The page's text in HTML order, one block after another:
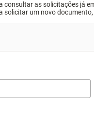
consultar as solicitações já
solicitar um novo